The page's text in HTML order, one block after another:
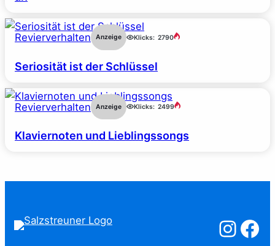
Revierverhalten Anzeige Klicks: 2790
Seriosität ist der Schlüssel
Revierverhalten Anzeige Klicks: 2499
Klaviernoten und Lieblingssongs
Salzstreuner